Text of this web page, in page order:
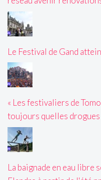
Le Festival de Gand
« Les festivaliers de
toujours quelles
La baignade en eau libre